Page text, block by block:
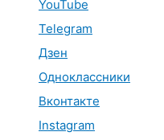
YouTube
Telegram
Дзен
Одноклассники
Вконтакте
Instagram